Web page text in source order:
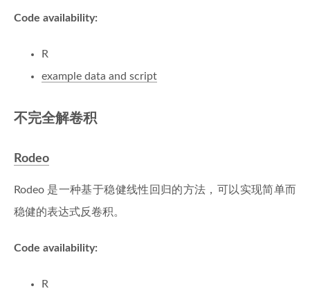
Code availability:
R
example data and script
不完全解卷积
Rodeo
Rodeo 是一种基于稳健线性回归的方法，可以实现简单而
稳健的表达式反卷积。
Code availability:
R